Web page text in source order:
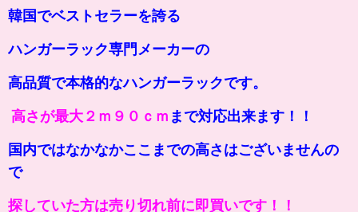
韓国でベストセラーを誇る
ハンガーラック専門メーカーの
高品質で本格的なハンガーラックです。
高さが最大２ｍ９０ｃｍ まで対応出来ます！！
国内ではなかなかここまでの高さはございませんの
で
探していた方は売り切れ前に即買いです！！